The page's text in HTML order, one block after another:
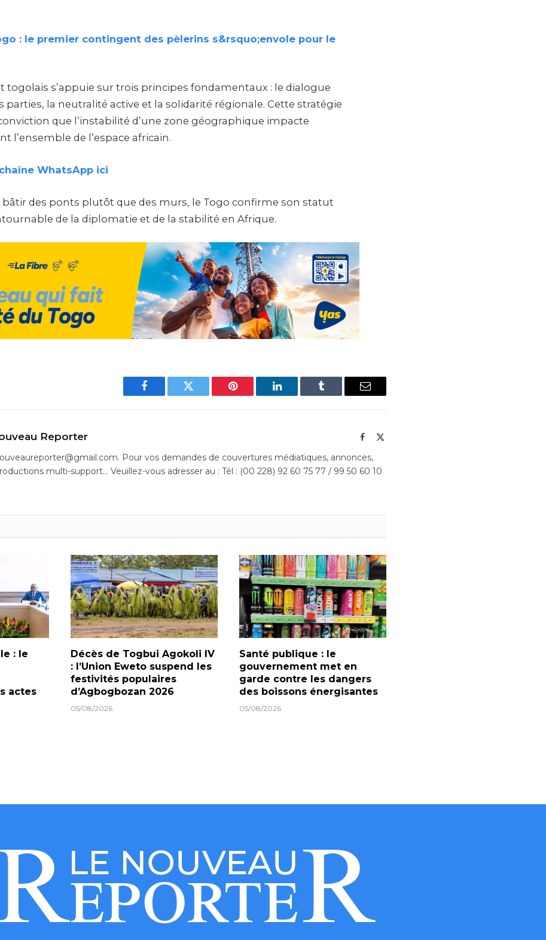
: le premier contingent des pèlerins s&rsquo;envole pour le
togolais s’appuie sur trois principes fondamentaux : le dialogue
parties, la neutralité active et la solidarité régionale. Cette stratégie
que l’instabilité d’une zone géographique impacte
l’ensemble de l’espace africain.
WhatsApp ici
bâtir des ponts plutôt que des murs, le Togo confirme son statut
de la diplomatie et de la stabilité en Afrique.
Facebook Twitter Pinterest LinkedIn Tumblr Email
Reporter Facebook
Pour vos demandes de couvertures médiatiques, annonces,
multi-support… Veuillez-vous adresser au : Tél : (00 228) 92 60 75 77 / 99 50 60 10
: le
actes
Décès de Togbui Agokoli IV
: l’Union Eweto suspend les
festivités populaires
d’Agbogbozan 2026
05/08/2026
Santé publique : le
gouvernement met en
garde contre les dangers
des boissons énergisantes
05/08/2026